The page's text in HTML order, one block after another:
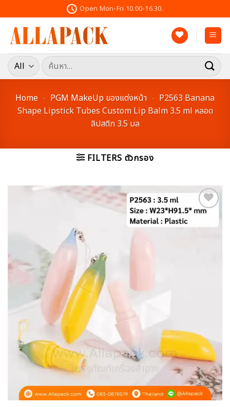
to
content
Open Mon-Fri 10.00-16.30.
ค้นหา:
Home - PGM MakeUp ของแต่งหน้า - P2563 Banana
Shape Lipstick Tubes Custom Lip Balm 3.5 ml หลอด
ลิปสติก 3.5 มล
FILTERS ตัวกรอง